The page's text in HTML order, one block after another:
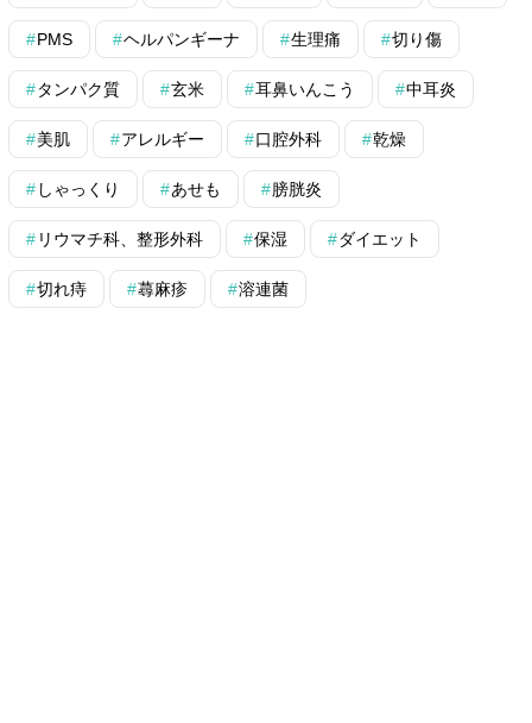
PMS ヘルパンギーナ 生理痛 切り傷
タンパク質 玄米 耳鼻いんこう 中耳炎
美肌 アレルギー 口腔外科 乾燥
しゃっくり あせも 膀胱炎
リウマチ科、整形外科 保湿 ダイエット
切れ痔 蕁麻疹 溶連菌